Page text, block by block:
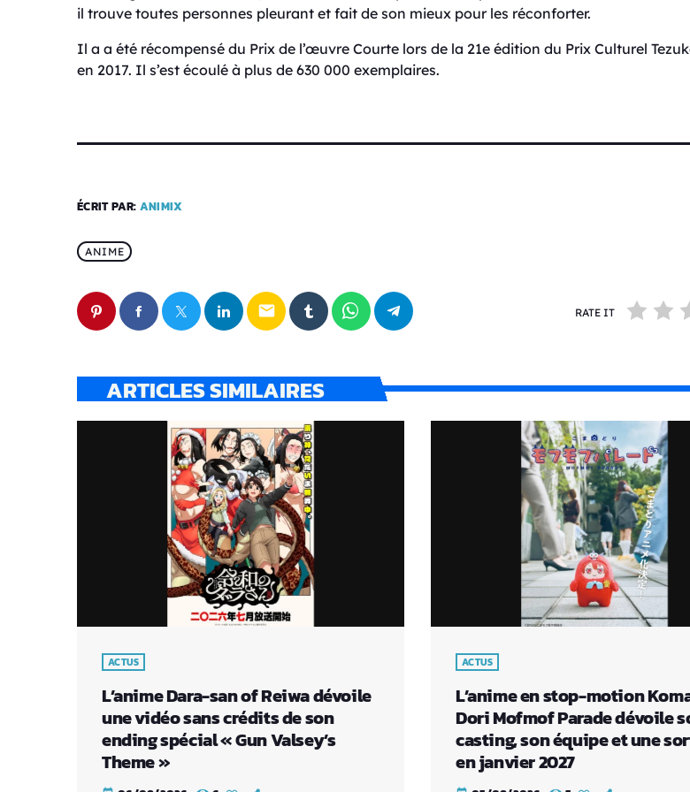
il trouve toutes personnes pleurant et fait de son mieux pour les réconforter.
Il a a été récompensé du Prix de l’œuvre Courte lors de la 21e édition du Prix Culturel
en 2017. Il s’est écoulé à plus de 630 000 exemplaires.
ÉCRIT PAR: ANIMIX
ANIME
email RATE IT
ARTICLES SIMILAIRES
ACTUS
L’anime Dara-san of Reiwa dévoile
une vidéo sans crédits de son
ending spécial « Gun Valsey’s
Theme »
ACTUS
L’anime en stop-motion
Dori Mofmof Parade dévoile
casting, son équipe et une
en janvier 2027